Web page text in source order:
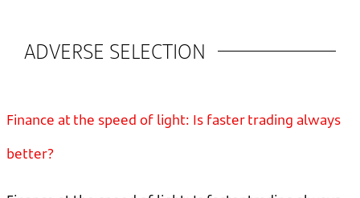
ADVERSE SELECTION
Finance at the speed of light: Is faster trading always
better?